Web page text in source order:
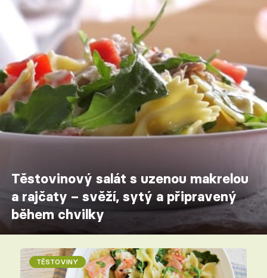
Těstovinový salát s uzenou makrelou
a rajčaty – svěží, sytý a připravený
během chvilky
TĚSTOVINY